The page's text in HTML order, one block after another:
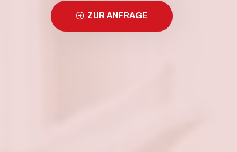
ZUR ANFRAGE